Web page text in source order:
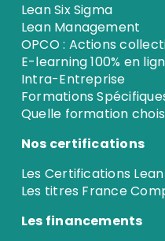
Lean Six Sigma
Lean Management
OPCO : Actions
E-learning 100% en
Intra-Entreprise
Formations
Quelle formation
Nos certifications
Les Certifications Lean
Les titres France
Les financements